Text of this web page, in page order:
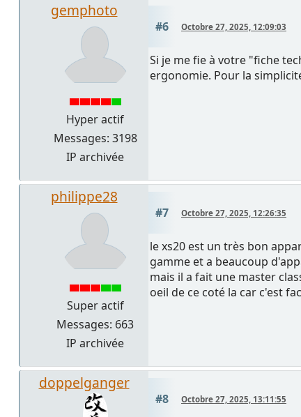
gemphoto
Hyper actif
Messages: 3198
IP archivée
#6 Octobre 27, 2025, 12:09:03
Si je me fie à votre "fiche
ergonomie. Pour la
philippe28
Super actif
Messages: 663
IP archivée
#7 Octobre 27, 2025, 12:26:35
le xs20 est un très bon
gamme et a beaucoup
mais il a fait une master
oeil de ce coté la car c'est
doppelganger
#8 Octobre 27, 2025, 13:11:55